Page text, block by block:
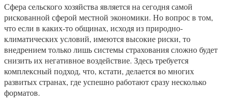
Сфера сельского хозяйства является на сегодня самой
рискованной сферой местной экономики. Но вопрос в том,
что если в каких-то общинах, исходя из природно-
климатических условий, имеются высокие риски, то
внедрением только лишь системы страхования сложно будет
снизить их негативное воздействие. Здесь требуется
комплексный подход, что, кстати, делается во многих
развитых странах, где успешно работают сразу несколько
форматов.